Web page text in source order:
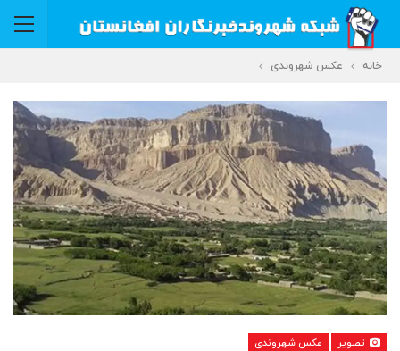
خانه عکس شهروندی
تصویر عکس شهروندی